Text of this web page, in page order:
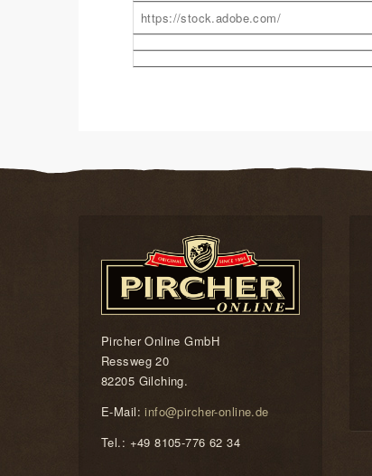
https://stock.adobe.com/
Pircher Online GmbH
Ressweg 20
82205 Gilching.
E-Mail:info@pircher-online.de
Tel.: +49 8105-776 62 34